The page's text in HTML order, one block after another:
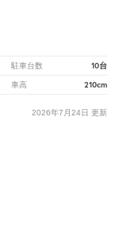
駐車台数 10台
車高 210cm
2026年7月24日 更新